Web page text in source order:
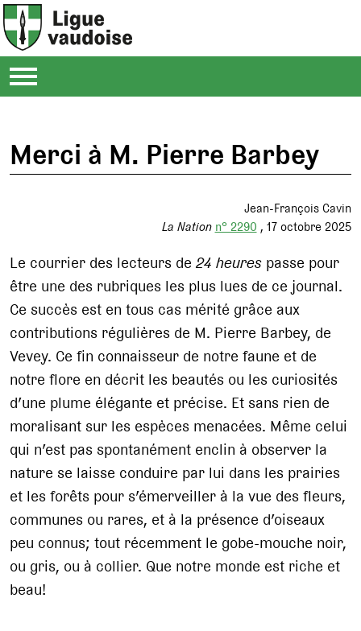
Merci à M. Pierre Barbey
Jean-François Cavin
La Nation n° 2290 17 octobre 2025
Le courrier des lecteurs de24 heures passe pour
être une des rubriques les plus lues de ce journal.
Ce succès est en tous cas mérité grâce aux
contributions régulières de M. Pierre Barbey, de
Vevey. Ce fin connaisseur de notre faune et de
notre flore en décrit les beautés ou les curiosités
d’une plume élégante et précise. Et sans rien de
moralisant sur les espèces menacées. Même celui
qui n’est pas spontanément enclin à observer la
nature se laisse conduire par lui dans les prairies
et les forêts pour s’émerveiller à la vue des fleurs,
communes ou rares, et à la présence d’oiseaux
peu connus; tout récemment le gobe-mouche noir,
ou gris, ou à collier. Que notre monde est riche et
beau!